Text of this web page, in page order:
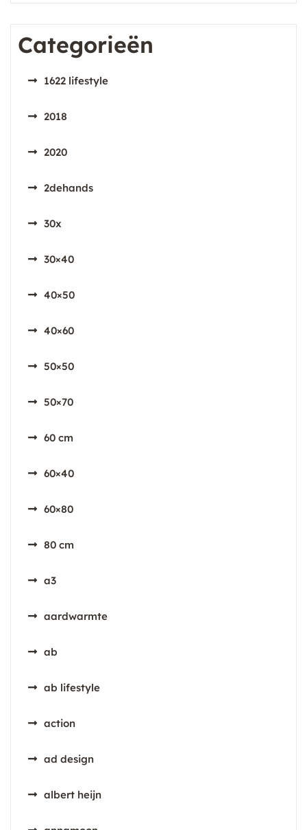
Categorieën
1622 lifestyle
2018
2020
2dehands
30x
30×40
40×50
40×60
50×50
50×70
60 cm
60×40
60×80
80 cm
a3
aardwarmte
ab
ab lifestyle
action
ad design
albert heijn